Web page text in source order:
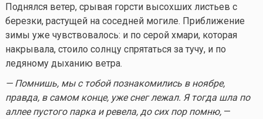
Поднялся ветер, срывая горсти высохших листьев с
березки, растущей на соседней могиле. Приближение
зимы уже чувствовалось: и по серой хмари, которая
накрывала, стоило солнцу спрятаться за тучу, и по
ледяному дыханию ветра.
— Помнишь, мы с тобой познакомились в ноябре,
правда, в самом конце, уже снег лежал. Я тогда шла по
аллее пустого парка и ревела, до сих пор помню,—